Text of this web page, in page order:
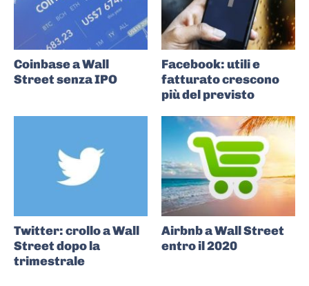
Coinbase a Wall
Street senza IPO
Facebook: utili e
fatturato crescono
più del previsto
Twitter: crollo a Wall
Street dopo la
trimestrale
Airbnb a Wall Street
entro il 2020